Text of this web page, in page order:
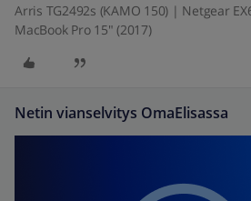
Arris TG2492s (KAMO 150) | Netgear
MacBook Pro 15" (2017)
Netin vianselvitys OmaElisassa